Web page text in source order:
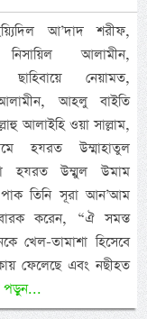
আ’দাদ শরীফ,
নিসায়িল আলামীন,
ছাহিবায়ে নেয়ামত,
আলামীন, আহলু বাইতি
আলাইহি ওয়া সাল্লাম,
হযরত উম্মাহাতুল
হযরত উম্মুল উমাম
তিনি সূরা আন’আম
করেন, “ঐ সমস্ত
খেল-তামাশা হিসেবে
ফেলেছে এবং নছীহত
পড়ুন...